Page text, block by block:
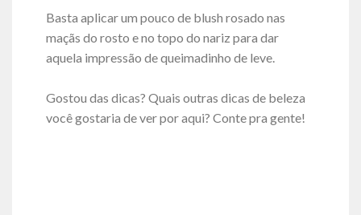
Basta aplicar um pouco de blush rosado nas
maçãs do rosto e no topo do nariz para dar
aquela impressão de queimadinho de leve.
Gostou das dicas? Quais outras dicas de beleza
você gostaria de ver por aqui? Conte pra gente!